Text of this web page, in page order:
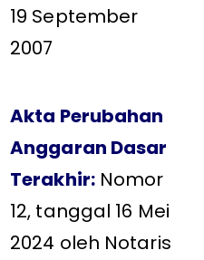
19 September
2007
Akta Perubahan
Anggaran Dasar
Terakhir:Nomor
12, tanggal 16 Mei
2024 oleh Notaris